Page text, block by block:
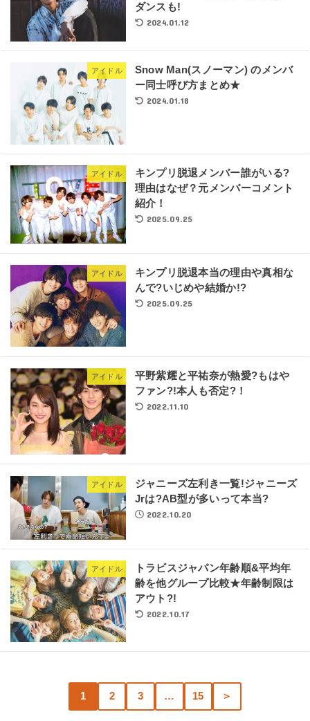
ダンスも!
2024.01.12
アイドル
Snow Man(スノーマン) のメンバ
ー同士呼び方まとめ★
2024.01.18
アイドル
キンプリ脱退メンバー誰がいる?
理由はなぜ？元メンバーコメント
紹介！
2025.09.25
アイドル
キンプリ脱退本当の理由や真相な
んで?いじめや結婚か!?
2025.09.25
アイドル
平野紫耀と平祐奈が熱愛?もはや
ファン?!本人も否定?！
2022.11.10
アイドル
ジャニーズ左利き一覧!ジャニーズ
Jrは?AB型が多いって本当?
2022.10.20
アイドル
トラビスジャパン年齢順&平均年
齢を他グループ比較★年齢制限は
アウト?!
2022.10.17
1 2 3 … 15 ＞